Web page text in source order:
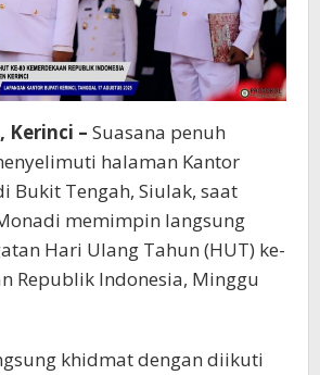
Kerinci – Suasana penuh
halaman Kantor
Bukit Tengah, Siulak, saat
memimpin langsung
Hari Ulang Tahun (HUT) ke-
Republik Indonesia, Minggu
khidmat dengan diikuti